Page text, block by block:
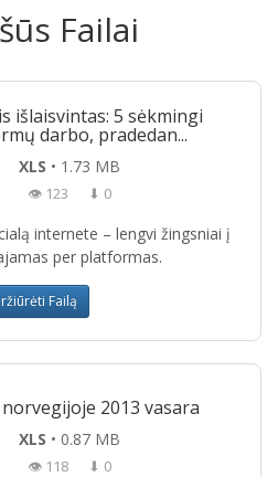
Failai
išlaisvintas: 5 sėkmingi
darbo, pradedan...
XLS • 1.73 MB
👁 123 ⬇ 0
internete – lengvi žingsniai į
per platformas.
Failą
2013 vasara
XLS • 0.87 MB
👁 118 ⬇ 0